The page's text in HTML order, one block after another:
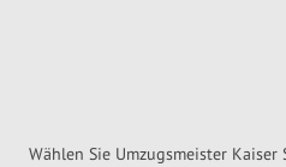
Wählen Sie Umzugsmeister